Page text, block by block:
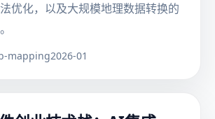
优化，以及大规模地理数据转换的
mapping2026-01